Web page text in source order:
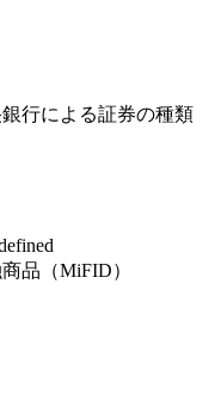
行による証券の種類
品（MiFID）